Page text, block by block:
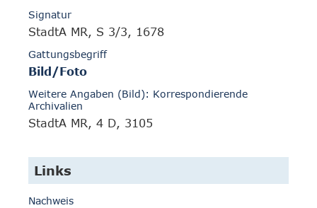
Signatur
StadtA MR, S 3/3, 1678
Gattungsbegriff
Bild/Foto
Weitere Angaben (Bild): Korrespondierende
Archivalien
StadtA MR, 4 D, 3105
Links
Nachweis